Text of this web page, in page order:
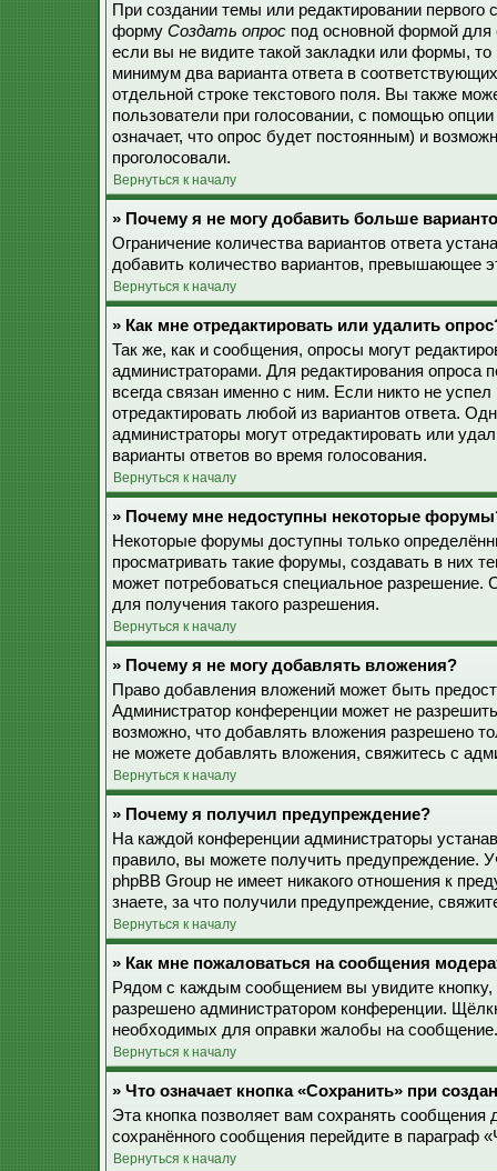
При создании темы или редактировании
форму Создать опрос под основной формой для
если вы не видите такой закладки или формы,
минимум два варианта ответа в
отдельной строке текстового поля. Вы также
пользователи при голосовании, с помощью
означает, что опрос будет постоянным) и
проголосовали.
Вернуться к началу
» Почему я не могу добавить больше
Ограничение количества вариантов ответа
добавить количество вариантов, превышающее
Вернуться к началу
» Как мне отредактировать или удалить
Так же, как и сообщения, опросы могут
администраторами. Для редактирования опроса
всегда связан именно с ним. Если никто не
отредактировать любой из вариантов ответа.
администраторы могут отредактировать или
варианты ответов во время голосования.
Вернуться к началу
» Почему мне недоступны некоторые
Некоторые форумы доступны только
просматривать такие форумы, создавать в них
может потребоваться специальное
для получения такого разрешения.
Вернуться к началу
» Почему я не могу добавлять вложения?
Право добавления вложений может быть
Администратор конференции может не
возможно, что добавлять вложения разрешено
не можете добавлять вложения, свяжитесь с
Вернуться к началу
» Почему я получил предупреждение?
На каждой конференции администраторы
правило, вы можете получить предупреждение.
phpBB Group не имеет никакого отношения к
знаете, за что получили предупреждение,
Вернуться к началу
» Как мне пожаловаться на сообщения
Рядом с каждым сообщением вы увидите
разрешено администратором конференции.
необходимых для оправки жалобы на сообщение.
Вернуться к началу
» Что означает кнопка «Сохранить» при
Эта кнопка позволяет вам сохранять сообщения
сохранённого сообщения перейдите в параграф
Вернуться к началу